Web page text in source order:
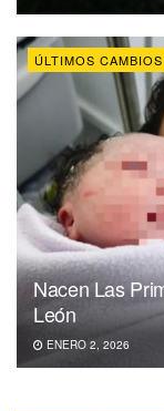
ÚLTIMOS CAMBIOS
Nacen Las
León
ENERO 2, 2026